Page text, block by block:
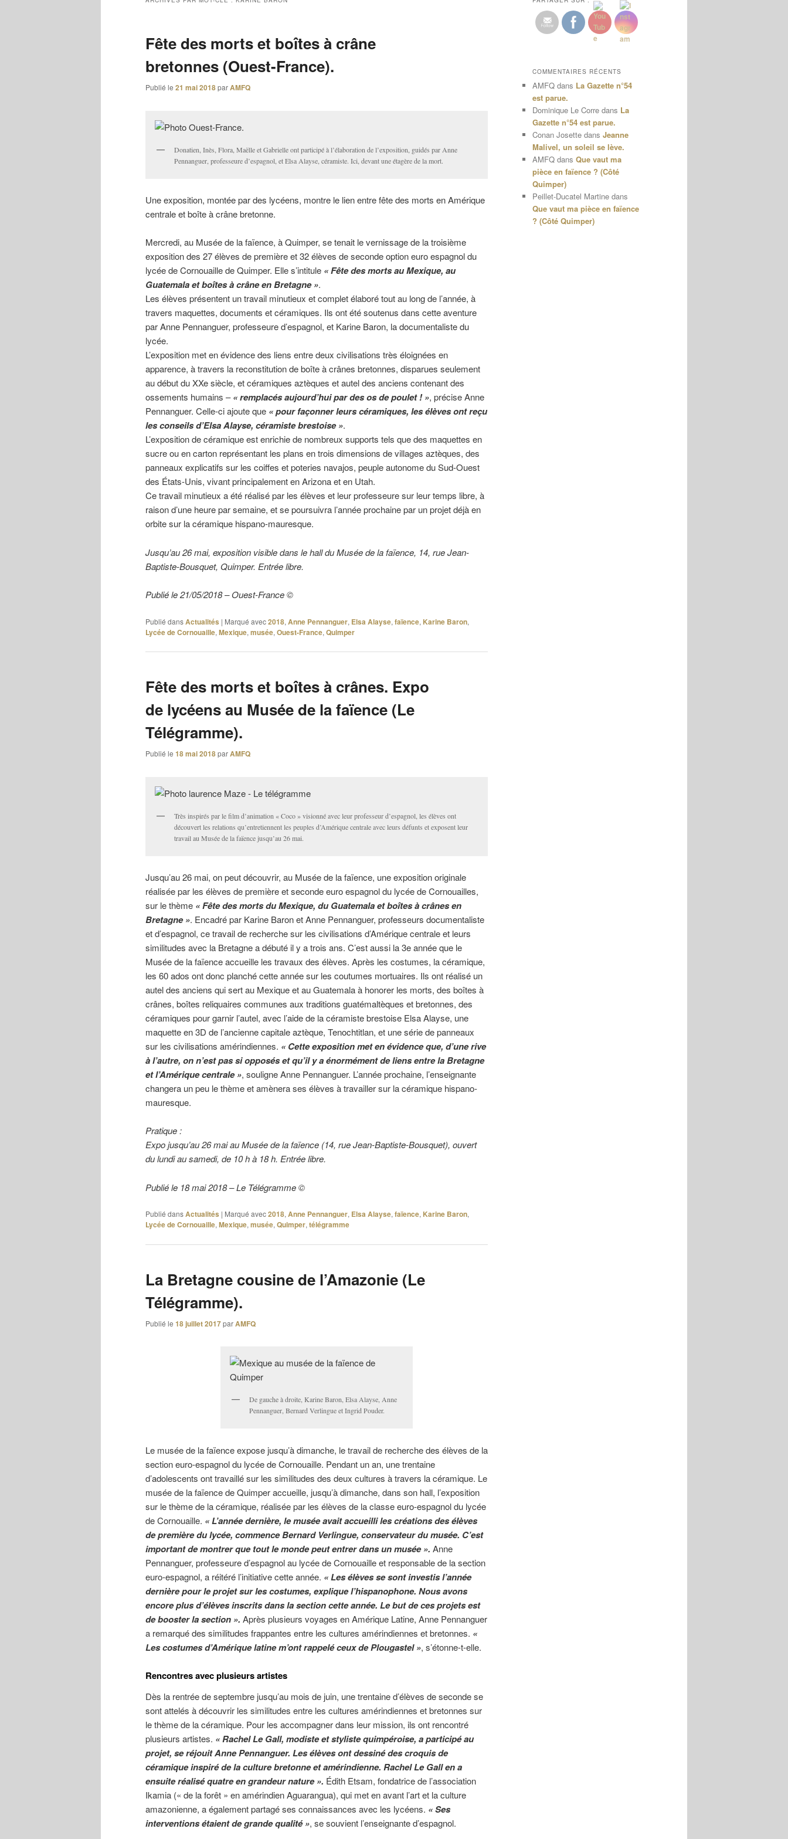
Fête des morts et boîtes à crâne
bretonnes (Ouest-France).
Publié le 21 mai 2018parAMFQ
Donatien, Inès, Flora, Maëlle et Gabrielle ont participé à l’élaboration de l’exposition, guidés par Anne
Pennanguer, professeure d’espagnol, et Elsa Alayse, céramiste. Ici, devant une étagère de la mort.
Une exposition, montée par des lycéens, montre le lien entre fête des morts en Amérique
centrale et boîte à crâne bretonne.
Mercredi, au Musée de la faïence, à Quimper, se tenait le vernissage de la troisième
exposition des 27 élèves de première et 32 élèves de seconde option euro espagnol du
lycée de Cornouaille de Quimper. Elle s’intitule « Fête des morts au Mexique, au
Guatemala et boîtes à crâne en Bretagne ».
Les élèves présentent un travail minutieux et complet élaboré tout au long de l’année, à
travers maquettes, documents et céramiques. Ils ont été soutenus dans cette aventure
par Anne Pennanguer, professeure d’espagnol, et Karine Baron, la documentaliste du
lycée.
L’exposition met en évidence des liens entre deux civilisations très éloignées en
apparence, à travers la reconstitution de boîte à crânes bretonnes, disparues seulement
au début du XXe siècle, et céramiques aztèques et autel des anciens contenant des
ossements humains –« remplacés aujourd’hui par des os de poulet ! », précise Anne
Pennanguer. Celle-ci ajoute que « pour façonner leurs céramiques, les élèves ont reçu
les conseils d’Elsa Alayse, céramiste brestoise ».
L’exposition de céramique est enrichie de nombreux supports tels que des maquettes en
sucre ou en carton représentant les plans en trois dimensions de villages aztèques, des
panneaux explicatifs sur les coiffes et poteries navajos, peuple autonome du Sud-Ouest
des États-Unis, vivant principalement en Arizona et en Utah.
Ce travail minutieux a été réalisé par les élèves et leur professeure sur leur temps libre, à
raison d’une heure par semaine, et se poursuivra l’année prochaine par un projet déjà en
orbite sur la céramique hispano-mauresque.
Jusqu’au 26 mai, exposition visible dans le hall du Musée de la faïence, 14, rue Jean-
Baptiste-Bousquet, Quimper. Entrée libre.
Publié le 21/05/2018 – Ouest-France ©
Publié dansActualités | Marqué avec2018, Anne Pennanguer, Elsa Alayse, faïence, Karine Baron,
Lycée de Cornouaille, Mexique, musée, Ouest-France, Quimper
Fête des morts et boîtes à crânes. Expo
de lycéens au Musée de la faïence (Le
Télégramme).
Publié le 18 mai 2018parAMFQ
Très inspirés par le film d’animation « Coco » visionné avec leur professeur d’espagnol, les élèves ont
découvert les relations qu’entretiennent les peuples d’Amérique centrale avec leurs défunts et exposent leur
travail au Musée de la faïence jusqu’au 26 mai.
Jusqu’au 26 mai, on peut découvrir, au Musée de la faïence, une exposition originale
réalisée par les élèves de première et seconde euro espagnol du lycée de Cornouailles,
sur le thème « Fête des morts du Mexique, du Guatemala et boîtes à crânes en
Bretagne ». Encadré par Karine Baron et Anne Pennanguer, professeurs documentaliste
et d’espagnol, ce travail de recherche sur les civilisations d’Amérique centrale et leurs
similitudes avec la Bretagne a débuté il y a trois ans. C’est aussi la 3e année que le
Musée de la faïence accueille les travaux des élèves. Après les costumes, la céramique,
les 60 ados ont donc planché cette année sur les coutumes mortuaires. Ils ont réalisé un
autel des anciens qui sert au Mexique et au Guatemala à honorer les morts, des boîtes à
crânes, boîtes reliquaires communes aux traditions guatémaltèques et bretonnes, des
céramiques pour garnir l’autel, avec l’aide de la céramiste brestoise Elsa Alayse, une
maquette en 3D de l’ancienne capitale aztèque, Tenochtitlan, et une série de panneaux
sur les civilisations amérindiennes. « Cette exposition met en évidence que, d’une rive
à l’autre, on n’est pas si opposés et qu’il y a énormément de liens entre la Bretagne
et l’Amérique centrale », souligne Anne Pennanguer. L’année prochaine, l’enseignante
changera un peu le thème et amènera ses élèves à travailler sur la céramique hispano-
mauresque.
Pratique :
Expo jusqu’au 26 mai au Musée de la faïence (14, rue Jean-Baptiste-Bousquet), ouvert
du lundi au samedi, de 10 h à 18 h. Entrée libre.
Publié le 18 mai 2018 – Le Télégramme ©
Publié dansActualités | Marqué avec2018, Anne Pennanguer, Elsa Alayse, faïence, Karine Baron,
Lycée de Cornouaille, Mexique, musée, Quimper, télégramme
La Bretagne cousine de l’Amazonie (Le
Télégramme).
Publié le 18 juillet 2017parAMFQ
De gauche à droite, Karine Baron, Elsa Alayse, Anne
Pennanguer, Bernard Verlingue et Ingrid Pouder.
Le musée de la faïence expose jusqu’à dimanche, le travail de recherche des élèves de la
section euro-espagnol du lycée de Cornouaille. Pendant un an, une trentaine
d’adolescents ont travaillé sur les similitudes des deux cultures à travers la céramique. Le
musée de la faïence de Quimper accueille, jusqu’à dimanche, dans son hall, l’exposition
sur le thème de la céramique, réalisée par les élèves de la classe euro-espagnol du lycée
de Cornouaille. « L’année dernière, le musée avait accueilli les créations des élèves
de première du lycée, commence Bernard Verlingue, conservateur du musée. C’est
important de montrer que tout le monde peut entrer dans un musée ». Anne
Pennanguer, professeure d’espagnol au lycée de Cornouaille et responsable de la section
euro-espagnol, a réitéré l’initiative cette année. « Les élèves se sont investis l’année
dernière pour le projet sur les costumes, explique l’hispanophone. Nous avons
encore plus d’élèves inscrits dans la section cette année. Le but de ces projets est
de booster la section ». Après plusieurs voyages en Amérique Latine, Anne Pennanguer
a remarqué des similitudes frappantes entre les cultures amérindiennes et bretonnes. «
Les costumes d’Amérique latine m’ont rappelé ceux de Plougastel », s’étonne-t-elle.
Rencontres avec plusieurs artistes
Dès la rentrée de septembre jusqu’au mois de juin, une trentaine d’élèves de seconde se
sont attelés à découvrir les similitudes entre les cultures amérindiennes et bretonnes sur
le thème de la céramique. Pour les accompagner dans leur mission, ils ont rencontré
plusieurs artistes. « Rachel Le Gall, modiste et styliste quimpéroise, a participé au
projet, se réjouit Anne Pennanguer. Les élèves ont dessiné des croquis de
céramique inspiré de la culture bretonne et amérindienne. Rachel Le Gall en a
ensuite réalisé quatre en grandeur nature ». Édith Etsam, fondatrice de l’association
Ikamia (« de la forêt » en amérindien Aguarangua), qui met en avant l’art et la culture
amazonienne, a également partagé ses connaissances avec les lycéens. « Ses
interventions étaient de grande qualité », se souvient l’enseignante d’espagnol.
COMMENTAIRES RÉCENTS
AMFQ dans La Gazette n°54
est parue.
Dominique Le Corre dans La
Gazette n°54 est parue.
Conan Josette dans Jeanne
Malivel, un soleil se lève.
AMFQ dans Que vaut ma
pièce en faïence ? (Côté
Quimper)
Peillet-Ducatel Martine dans
Que vaut ma pièce en faïence
? (Côté Quimper)